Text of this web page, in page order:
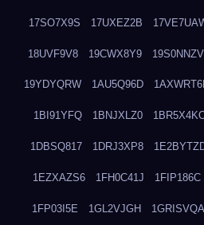
17SO7X9S 17UXEZ2B
18UVF9V8 19CWX8Y9 19S0NNZV
19YDYQRW 1AU5Q96D
1BI91YFQ 1BNJXLZ0
1DBSQ817 1DRJ3XP8
1EZXAZS6 1FH0C41J 1FIP186C
1FP03I5E 1GL2VJGH 1GRISVQA